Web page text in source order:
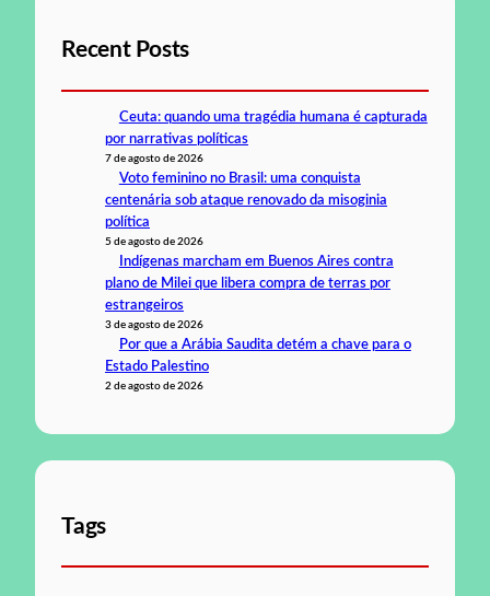
Recent Posts
Ceuta: quando uma tragédia humana é capturada
por narrativas políticas
7 de agosto de 2026
Voto feminino no Brasil: uma conquista
centenária sob ataque renovado da misoginia
política
5 de agosto de 2026
Indígenas marcham em Buenos Aires contra
plano de Milei que libera compra de terras por
estrangeiros
3 de agosto de 2026
Por que a Arábia Saudita detém a chave para o
Estado Palestino
2 de agosto de 2026
Tags